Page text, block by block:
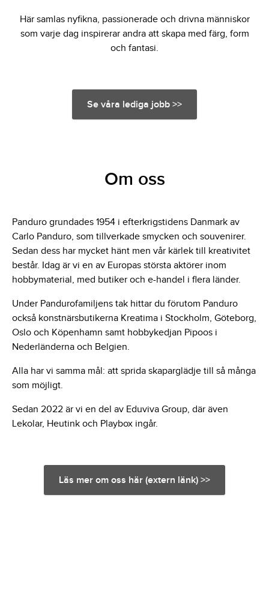
Här samlas nyfikna, passionerade och drivna människor
som varje dag inspirerar andra att skapa med färg, form
och fantasi.
Se våra lediga jobb >>
Om oss
Panduro grundades 1954 i efterkrigstidens Danmark av
Carlo Panduro, som tillverkade smycken och souvenirer.
Sedan dess har mycket hänt men vår kärlek till kreativitet
består. Idag är vi en av Europas största aktörer inom
hobbymaterial, med butiker och e-handel i flera länder.
Under Pandurofamiljens tak hittar du förutom Panduro
också konstnärsbutikerna Kreatima i Stockholm, Göteborg,
Oslo och Köpenhamn samt hobbykedjan Pipoos i
Nederländerna och Belgien.
Alla har vi samma mål: att sprida skaparglädje till så många
som möjligt.
Sedan 2022 är vi en del av Eduviva Group, där även
Lekolar, Heutink och Playbox ingår.
Läs mer om oss här (extern länk) >>